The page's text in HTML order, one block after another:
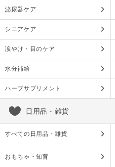
泌尿器ケア
シニアケア
涙やけ・目のケア
水分補給
ハーブサプリメント
日用品・雑貨
すべての日用品・雑貨
おもちゃ・知育